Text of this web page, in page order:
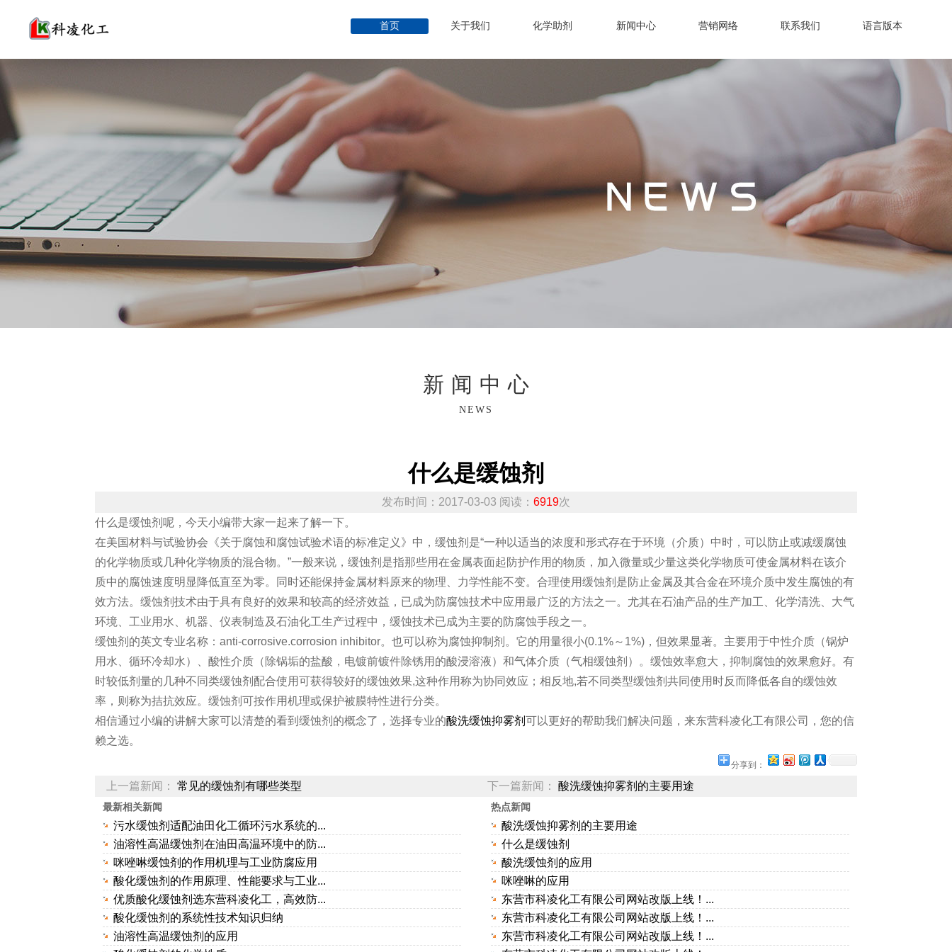
首页 关于我们 化学助剂 新闻中心 营销网络 联系我们 语言版本
新闻中心
NEWS
什么是缓蚀剂
发布时间：2017-03-03 阅读： 6919次
什么是缓蚀剂呢，今天小编带大家一起来了解一下。
在美国材料与试验协会《关于腐蚀和腐蚀试验术语的标准定义》中，缓蚀剂是“一种以适当的浓度和形式存在于环境（介质）中时，可以防止或减缓腐蚀
的化学物质或几种化学物质的混合物。”一般来说，缓蚀剂是指那些用在金属表面起防护作用的物质，加入微量或少量这类化学物质可使金属材料在该介
质中的腐蚀速度明显降低直至为零。同时还能保持金属材料原来的物理、力学性能不变。合理使用缓蚀剂是防止金属及其合金在环境介质中发生腐蚀的有
效方法。缓蚀剂技术由于具有良好的效果和较高的经济效益，已成为防腐蚀技术中应用最广泛的方法之一。尤其在石油产品的生产加工、化学清洗、大气
环境、工业用水、机器、仪表制造及石油化工生产过程中，缓蚀技术已成为主要的防腐蚀手段之一。
缓蚀剂的英文专业名称：anti-corrosive.corrosion inhibitor。也可以称为腐蚀抑制剂。它的用量很小(0.1%～1%)，但效果显著。主要用于中性介质（锅炉
用水、循环冷却水）、酸性介质（除锅垢的盐酸，电镀前镀件除锈用的酸浸溶液）和气体介质（气相缓蚀剂）。缓蚀效率愈大，抑制腐蚀的效果愈好。有
时较低剂量的几种不同类缓蚀剂配合使用可获得较好的缓蚀效果,这种作用称为协同效应；相反地,若不同类型缓蚀剂共同使用时反而降低各自的缓蚀效
率，则称为拮抗效应。缓蚀剂可按作用机理或保护被膜特性进行分类。
相信通过小编的讲解大家可以清楚的看到缓蚀剂的概念了，选择专业的酸洗缓蚀抑雾剂可以更好的帮助我们解决问题，来东营科凌化工有限公司，您的信
赖之选。
分享到：
上一篇新闻：常见的缓蚀剂有哪些类型 下一篇新闻： 酸洗缓蚀抑雾剂的主要用途
最新相关新闻
污水缓蚀剂适配油田化工循环污水系统的...
油溶性高温缓蚀剂在油田高温环境中的防...
咪唑啉缓蚀剂的作用机理与工业防腐应用
酸化缓蚀剂的作用原理、性能要求与工业...
优质酸化缓蚀剂选东营科凌化工，高效防...
酸化缓蚀剂的系统性技术知识归纳
油溶性高温缓蚀剂的应用
热点新闻
酸洗缓蚀抑雾剂的主要用途
什么是缓蚀剂
酸洗缓蚀剂的应用
咪唑啉的应用
东营市科凌化工有限公司网站改版上线！...
东营市科凌化工有限公司网站改版上线！...
东营市科凌化工有限公司网站改版上线！...